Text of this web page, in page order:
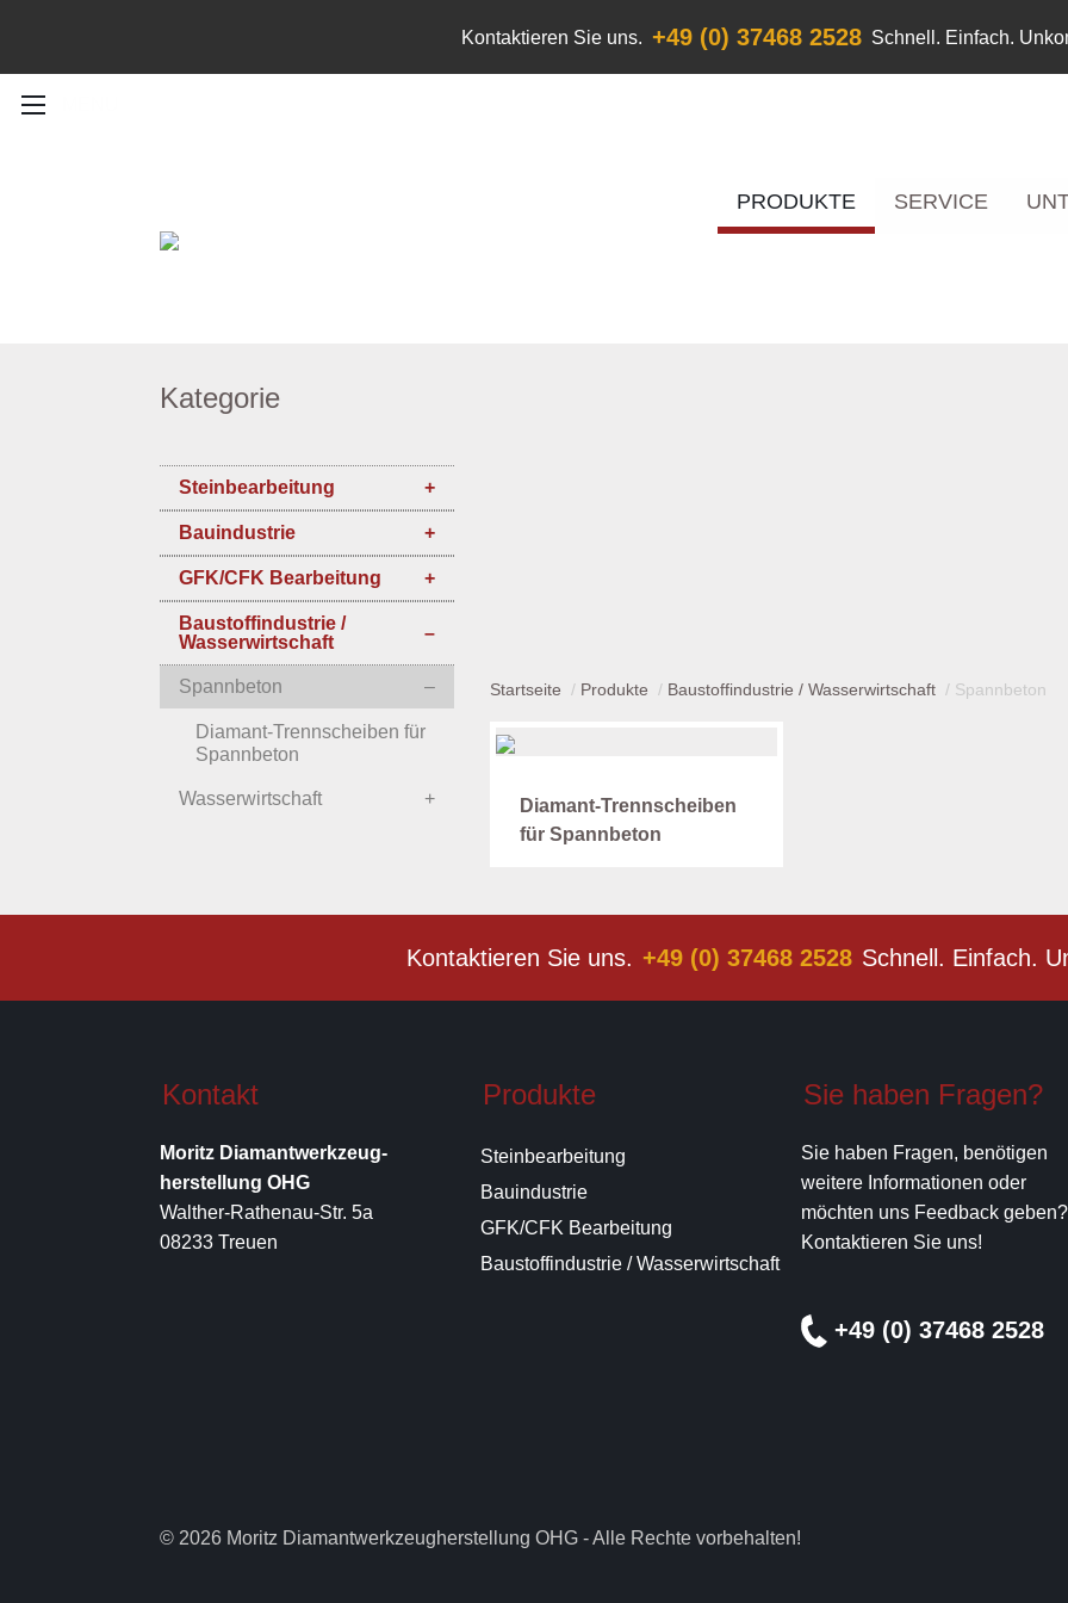
Kontaktieren Sie uns. +49 (0) 37468 2528 Schnell. Einfach.
PRODUKTE SERVICE
Kategorie
Steinbearbeitung
Bauindustrie
GFK/CFK Bearbeitung
Baustoffindustrie /
Wasserwirtschaft
Spannbeton
Diamant-Trennscheiben für
Spannbeton
Wasserwirtschaft
Startseite Produkte Baustoffindustrie / Wasserwirtschaft Spannbeton
Diamant-Trennscheiben
für Spannbeton
Kontaktieren Sie uns. +49 (0) 37468 2528 Schnell. Einfach.
Kontakt
Moritz Diamantwerkzeug-
herstellung OHG
Walther-Rathenau-Str. 5a
08233 Treuen
Produkte
Steinbearbeitung
Bauindustrie
GFK/CFK Bearbeitung
Baustoffindustrie / Wasserwirtschaft
Sie haben Fragen?
Sie haben Fragen, benötigen
weitere Informationen oder
möchten uns Feedback geben?
Kontaktieren Sie uns!
+49 (0) 37468 2528
© 2026 Moritz Diamantwerkzeugherstellung OHG - Alle Rechte vorbehalten!